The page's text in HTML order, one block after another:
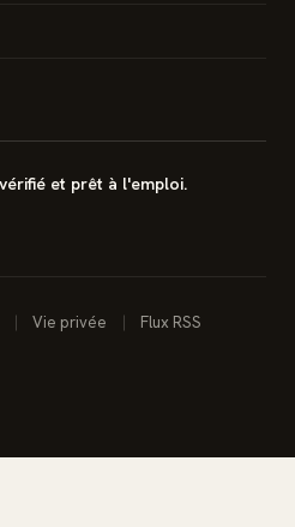
et prêt à l'emploi.
Vie privée Flux RSS